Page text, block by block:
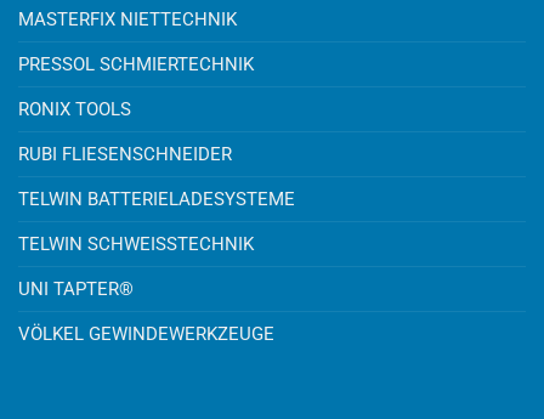
MASTERFIX NIETTECHNIK
PRESSOL SCHMIERTECHNIK
RONIX TOOLS
RUBI FLIESENSCHNEIDER
TELWIN BATTERIELADESYSTEME
TELWIN SCHWEISSTECHNIK
UNI TAPTER®
VÖLKEL GEWINDEWERKZEUGE